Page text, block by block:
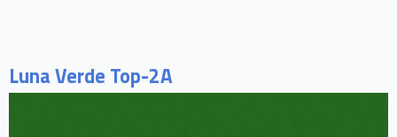
Luna Verde Top-2A